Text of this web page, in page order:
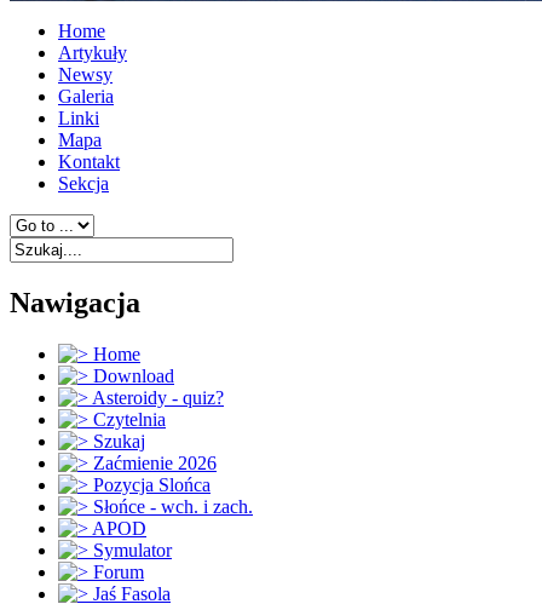
Home
Artykuły
Newsy
Galeria
Linki
Mapa
Kontakt
Sekcja
Nawigacja
Home
Download
Asteroidy - quiz?
Czytelnia
Szukaj
Zaćmienie 2026
Pozycja Slońca
Słońce - wch. i zach.
APOD
Symulator
Forum
Jaś Fasola